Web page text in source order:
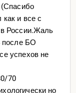
(Спасибо
и все с
России.Жаль
после БО
успехов не
70
но